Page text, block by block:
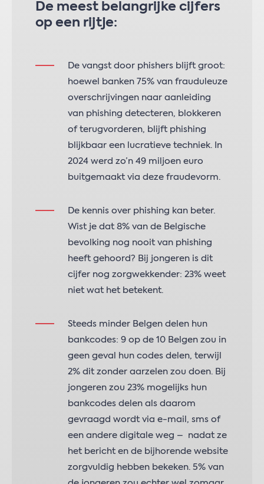
De meest belangrijke cijfers
op een rijtje:
De vangst door phishers blijft groot:
hoewel banken 75% van frauduleuze
overschrijvingen naar aanleiding
van phishing detecteren, blokkeren
of terugvorderen, blijft phishing
blijkbaar een lucratieve techniek. In
2024 werd zo’n 49 miljoen euro
buitgemaakt via deze fraudevorm.
De kennis over phishing kan beter.
Wist je dat 8% van de Belgische
bevolking nog nooit van phishing
heeft gehoord? Bij jongeren is dit
cijfer nog zorgwekkender: 23% weet
niet wat het betekent.
Steeds minder Belgen delen hun
bankcodes: 9 op de 10 Belgen zou in
geen geval hun codes delen, terwijl
2% dit zonder aarzelen zou doen. Bij
jongeren zou 23% mogelijks hun
bankcodes delen als daarom
gevraagd wordt via e-mail, sms of
een andere digitale weg – nadat ze
het bericht en de bijhorende website
zorgvuldig hebben bekeken. 5% van